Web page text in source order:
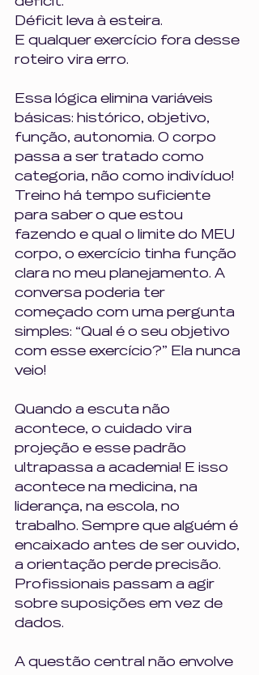
Déficit leva à esteira.
E qualquer exercício fora desse
roteiro vira erro.
Essa lógica elimina variáveis
básicas: histórico, objetivo,
função, autonomia. O corpo
passa a ser tratado como
categoria, não como indivíduo!
Treino há tempo suficiente
para saber o que estou
fazendo e qual o limite do MEU
corpo, o exercício tinha função
clara no meu planejamento. A
conversa poderia ter
começado com uma pergunta
simples: “Qual é o seu objetivo
com esse exercício?” Ela nunca
veio!
Quando a escuta não
acontece, o cuidado vira
projeção e esse padrão
ultrapassa a academia! E isso
acontece na medicina, na
liderança, na escola, no
trabalho. Sempre que alguém é
encaixado antes de ser ouvido,
a orientação perde precisão.
Profissionais passam a agir
sobre suposições em vez de
dados.
A questão central não envolve